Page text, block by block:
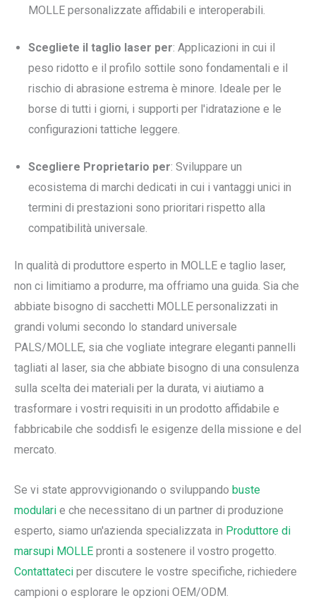
MOLLE personalizzate affidabili e interoperabili.
Scegliete il taglio laser per: Applicazioni in cui il
peso ridotto e il profilo sottile sono fondamentali e il
rischio di abrasione estrema è minore. Ideale per le
borse di tutti i giorni, i supporti per l'idratazione e le
configurazioni tattiche leggere.
Scegliere Proprietario per: Sviluppare un
ecosistema di marchi dedicati in cui i vantaggi unici in
termini di prestazioni sono prioritari rispetto alla
compatibilità universale.
In qualità di produttore esperto in MOLLE e taglio laser,
non ci limitiamo a produrre, ma offriamo una guida. Sia che
abbiate bisogno di sacchetti MOLLE personalizzati in
grandi volumi secondo lo standard universale
PALS/MOLLE, sia che vogliate integrare eleganti pannelli
tagliati al laser, sia che abbiate bisogno di una consulenza
sulla scelta dei materiali per la durata, vi aiutiamo a
trasformare i vostri requisiti in un prodotto affidabile e
fabbricabile che soddisfi le esigenze della missione e del
mercato.
Se vi state approvvigionando o sviluppando buste
modulari e che necessitano di un partner di produzione
esperto, siamo un'azienda specializzata in Produttore di
marsupi MOLLE pronti a sostenere il vostro progetto.
Contattateci per discutere le vostre specifiche, richiedere
campioni o esplorare le opzioni OEM/ODM.